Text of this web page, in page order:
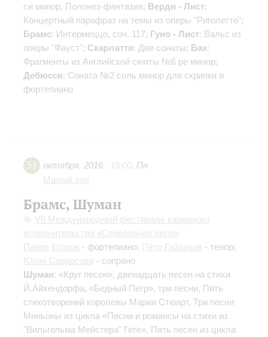
си минор, Полонез-фантазия; Верди - Лист:
Концертный парафраз на темы из оперы "Риголетто";
Брамс: Интермеццо, соч. 117; Гуно - Лист: Вальс из
оперы "Фауст"; Скарлатти: Две сонаты; Бах:
Фрагменты из Английской сюиты №6 ре минор;
Дебюсси: Соната №2 соль минор для скрипки и
фортепиано
31 октября, 2016 19:00, Пн
Малый зал
Брамс, Шуман
VII Международный фестиваль камерного
исполнительства «Серебряная лира»
Павел Егоров - фортепиано; Пётр Гайдуков - тенор;
Юлия Саврасова - сопрано
Шуман: «Круг песен», двенадцать песен на стихи
Й.Айхендорфа, «Бедный Петр», три песни, Пять
стихотворений королевы Марии Стюарт, Три песни
Миньоны из цикла «Песни и романсы на стихи из
"Вильгельма Мейстера" Гете», Пять песен из цикла